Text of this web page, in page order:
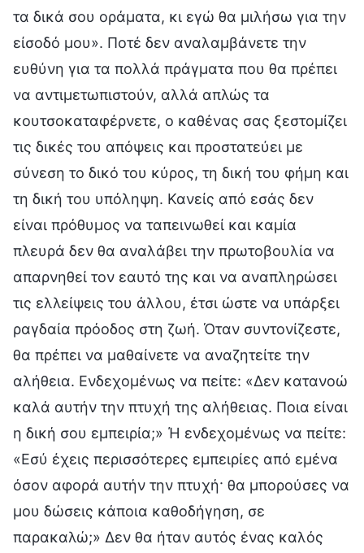
τα δικά σου οράματα, κι εγώ θα μιλήσω για την
είσοδό μου». Ποτέ δεν αναλαμβάνετε την
ευθύνη για τα πολλά πράγματα που θα πρέπει
να αντιμετωπιστούν, αλλά απλώς τα
κουτσοκαταφέρνετε, ο καθένας σας ξεστομίζει
τις δικές του απόψεις και προστατεύει με
σύνεση το δικό του κύρος, τη δική του φήμη και
τη δική του υπόληψη. Κανείς από εσάς δεν
είναι πρόθυμος να ταπεινωθεί και καμία
πλευρά δεν θα αναλάβει την πρωτοβουλία να
απαρνηθεί τον εαυτό της και να αναπληρώσει
τις ελλείψεις του άλλου, έτσι ώστε να υπάρξει
ραγδαία πρόοδος στη ζωή. Όταν συντονίζεστε,
θα πρέπει να μαθαίνετε να αναζητείτε την
αλήθεια. Ενδεχομένως να πείτε: «Δεν κατανοώ
καλά αυτήν την πτυχή της αλήθειας. Ποια είναι
η δική σου εμπειρία;» Ή ενδεχομένως να πείτε:
«Εσύ έχεις περισσότερες εμπειρίες από εμένα
όσον αφορά αυτήν την πτυχή· θα μπορούσες να
μου δώσεις κάποια καθοδήγηση, σε
παρακαλώ;» Δεν θα ήταν αυτός ένας καλός